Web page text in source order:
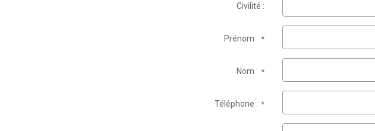
Civilité :
Prénom :*
Nom :*
Téléphone :*